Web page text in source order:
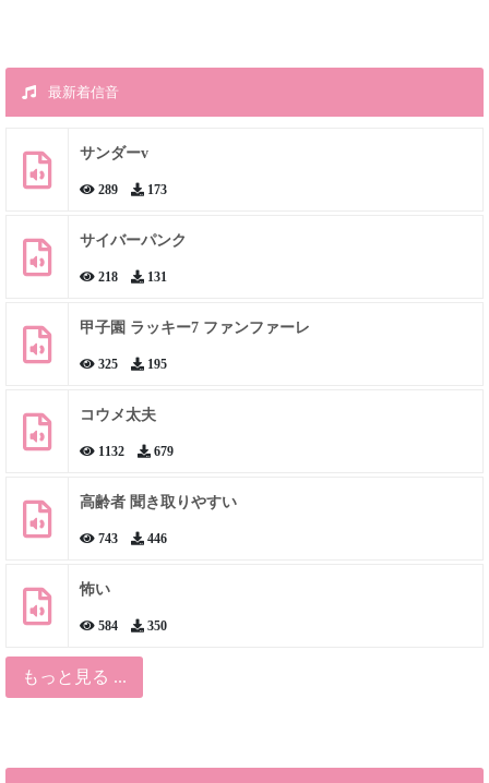
最新着信音
サンダーv
289 173
サイバーパンク
218 131
甲子園 ラッキー7 ファンファーレ
325 195
コウメ太夫
1132 679
高齢者 聞き取りやすい
743 446
怖い
584 350
もっと見る ...